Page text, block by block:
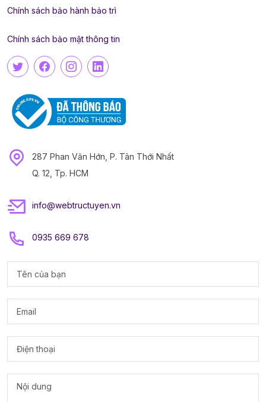
Chính sách bảo hành bảo trì
Chính sách bảo mật thông tin
287 Phan Văn Hớn, P. Tân Thới Nhất
Q. 12, Tp. HCM
info@webtructuyen.vn
0935 669 678